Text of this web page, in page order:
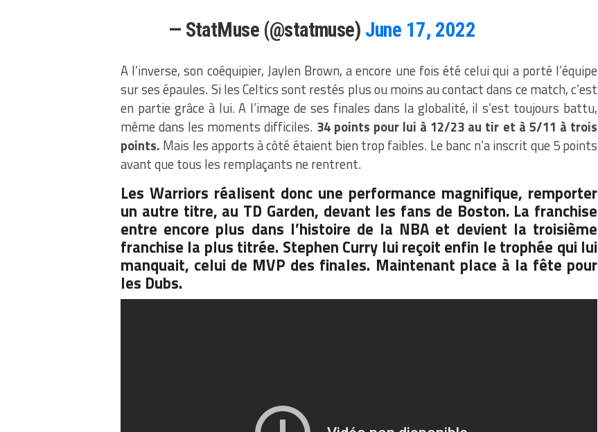
— StatMuse (@statmuse) June 17, 2022
A l’inverse, son coéquipier, Jaylen Brown, a encore une fois été celui qui a porté l’équipe
sur ses épaules. Si les Celtics sont restés plus ou moins au contact dans ce match, c’est
en partie grâce à lui. A l’image de ses finales dans la globalité, il s’est toujours battu,
même dans les moments difficiles. 34 points pour lui à 12/23 au tir et à 5/11 à trois
points. Mais les apports à côté étaient bien trop faibles. Le banc n’a inscrit que 5 points
avant que tous les remplaçants ne rentrent.
Les Warriors réalisent donc une performance magnifique, remporter
un autre titre, au TD Garden, devant les fans de Boston. La franchise
entre encore plus dans l’histoire de la NBA et devient la troisième
franchise la plus titrée. Stephen Curry lui reçoit enfin le trophée qui lui
manquait, celui de MVP des finales. Maintenant place à la fête pour
les Dubs.